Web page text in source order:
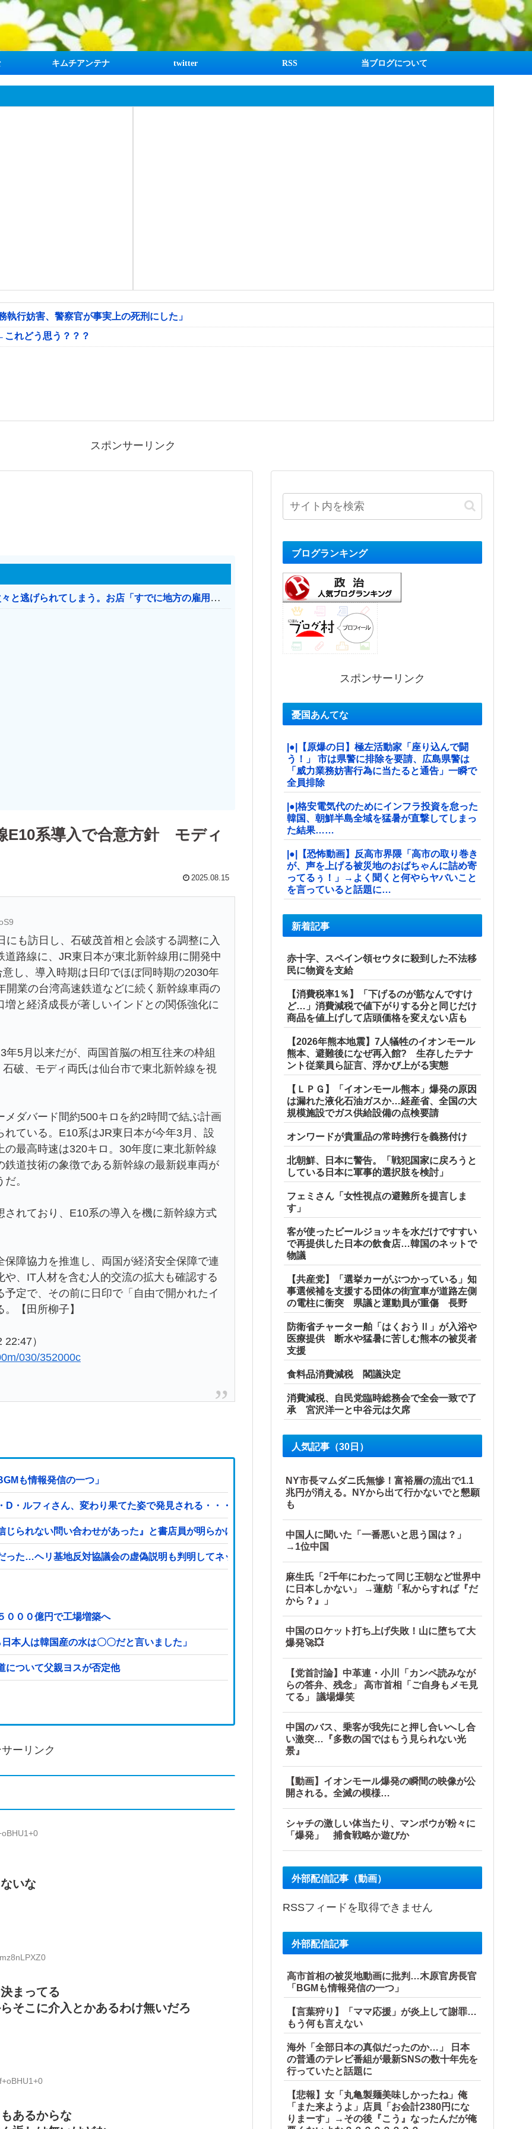
キムチアンテナ twitter RSS 当ブログについて
行妨害、警察官が事実上の死刑にした」
れどう思う？？？
スポンサーリンク
日本のお店、時給1500円でもミャンマー人に次々と逃げられてしまう。お店「すでに地方の雇用は崩壊」
E10系導入で合意方針 モディ
2025.08.15
も訪日し、石破茂首相と会談する調整に入
路線に、JR東日本が東北新幹線用に開発中
し、導入時期は日印でほぼ同時期の2030年
業の台湾高速鉄道などに続く新幹線車両の
と経済成長が著しいインドとの関係強化に
5月以来だが、両国首脳の相互往来の枠組
破、モディ両氏は仙台市で東北新幹線を視
ダバード間約500キロを約2時間で結ぶ計画
ている。E10系はJR東日本が今年3月、設
最高時速は320キロ。30年度に東北新幹線
道技術の象徴である新幹線の最新鋭車両が
。
れており、E10系の導入を機に新幹線方式
障協力を推進し、両国が経済安全保障で連
、IT人材を含む人的交流の拡大も確認する
定で、その前に日印で「自由で開かれたイ
【田所柳子】
）
030/352000c
も情報発信の一つ」
・ルフィさん、変わり果てた姿で発見される・・・
じられない問い合わせがあった』と書店員が明らかにして……
た…ヘリ基地反対協議会の虚偽説明も判明してネット民の怒り爆発
０００億円で工場増築へ
本人は韓国産の水は〇〇だと言いました」
について父親ヨスが否定他
ーリンク
いな
まってる
そこに介入とかあるわけ無いだろ
あるからな
ブログランキング
スポンサーリンク
憂国あんてな
|●|【原爆の日】極左活動家「座り込んで闘
う！」 市は県警に排除を要請、広島県警は
「威力業務妨害行為に当たると通告」一瞬で
全員排除
|●|格安電気代のためにインフラ投資を怠った
韓国、朝鮮半島全域を猛暑が直撃してしまっ
た結果……
|●|【恐怖動画】反高市界隈「高市の取り巻き
が、声を上げる被災地のおばちゃんに詰め寄
ってるぅ！」→よく聞くと何やらヤバいこと
を言っていると話題に…
新着記事
赤十字、スペイン領セウタに殺到した不法移
民に物資を支給
【消費税率1％】「下げるのが筋なんですけ
ど…」消費減税で値下がりする分と同じだけ
商品を値上げして店頭価格を変えない店も
【2026年熊本地震】7人犠牲のイオンモール
熊本、避難後になぜ再入館? 生存したテナ
ント従業員ら証言、浮かび上がる実態
【ＬＰＧ】「イオンモール熊本」爆発の原因
は漏れた液化石油ガスか…経産省、全国の大
規模施設でガス供給設備の点検要請
オンワードが貴重品の常時携行を義務付け
北朝鮮、日本に警告。「戦犯国家に戻ろうと
している日本に軍事的選択肢を検討」
フェミさん「女性視点の避難所を提言しま
す」
客が使ったビールジョッキを水だけですすい
で再提供した日本の飲食店…韓国のネットで
物議
【共産党】「選挙カーがぶつかっている」知
事選候補を支援する団体の街宣車が道路左側
の電柱に衝突 県議と運動員が重傷 長野
防衛省チャーター舶「はくおうⅡ」が入浴や
医療提供 断水や猛暑に苦しむ熊本の被災者
支援
食料品消費減税 閣議決定
消費減税、自民党臨時総務会で全会一致で了
承 宮沢洋一と中谷元は欠席
人気記事（30日）
NY市長マムダニ氏無惨！富裕層の流出で1.1
兆円が消える。NYから出て行かないでと懇願
も
中国人に聞いた「一番悪いと思う国は？」
→1位中国
麻生氏「2千年にわたって同じ王朝など世界中
に日本しかない」 →蓮舫「私からすれば『だ
から？』」
中国のロケット打ち上げ失敗！山に堕ちて大
爆発🚀💥
【党首討論】中革連・小川「カンペ読みなが
らの答弁、残念」 高市首相「ご自身もメモ見
てる」 議場爆笑
中国のバス、乗客が我先にと押し合いへし合
い激突…『多数の国ではもう見られない光
景』
【動画】イオンモール爆発の瞬間の映像が公
開される。全滅の模様…
シャチの激しい体当たり、マンボウが粉々に
「爆発」 捕食戦略か遊びか
外部配信記事（動画）
RSSフィードを取得できません
外部配信記事
高市首相の被災地動画に批判…木原官房長官
「BGMも情報発信の一つ」
【言葉狩り】「ママ応援」が炎上して謝罪…
もう何も言えない
海外「全部日本の真似だったのか…」 日本
の普通のテレビ番組が最新SNSの数十年先を
行っていたと話題に
【悲報】女「丸亀製麺美味しかったね」俺
「また来ようよ」店員「お会計2380円にな
りまーす」→その後『こう』なったんだが俺